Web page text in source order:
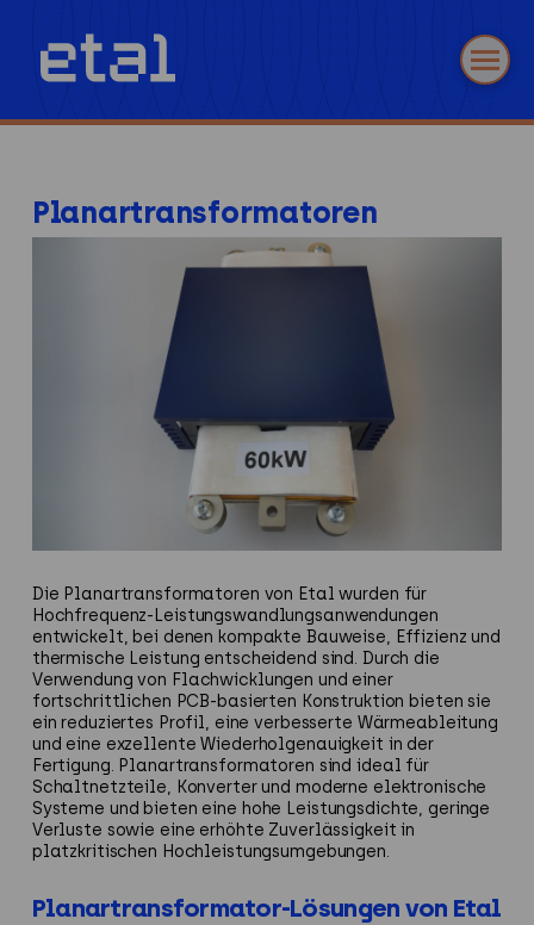
Planartransformatoren
Die Planartransformatoren von Etal wurden für
Hochfrequenz-Leistungswandlungsanwendungen
entwickelt, bei denen kompakte Bauweise, Effizienz und
thermische Leistung entscheidend sind. Durch die
Verwendung von Flachwicklungen und einer
fortschrittlichen PCB-basierten Konstruktion bieten sie
ein reduziertes Profil, eine verbesserte Wärmeableitung
und eine exzellente Wiederholgenauigkeit in der
Fertigung. Planartransformatoren sind ideal für
Schaltnetzteile, Konverter und moderne elektronische
Systeme und bieten eine hohe Leistungsdichte, geringe
Verluste sowie eine erhöhte Zuverlässigkeit in
platzkritischen Hochleistungsumgebungen.
Planartransformator-Lösungen von Etal